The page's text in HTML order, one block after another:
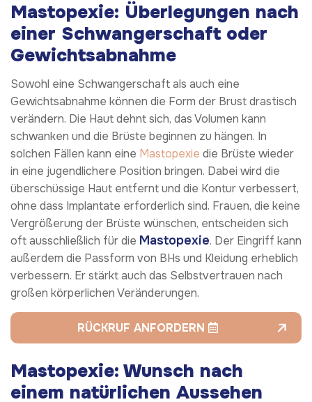
Mastopexie: Überlegungen nach
einer Schwangerschaft oder
Gewichtsabnahme
Sowohl eine Schwangerschaft als auch eine
Gewichtsabnahme können die Form der Brust drastisch
verändern. Die Haut dehnt sich, das Volumen kann
schwanken und die Brüste beginnen zu hängen. In
solchen Fällen kann eine Mastopexie die Brüste wieder
in eine jugendlichere Position bringen. Dabei wird die
überschüssige Haut entfernt und die Kontur verbessert,
ohne dass Implantate erforderlich sind. Frauen, die keine
Vergrößerung der Brüste wünschen, entscheiden sich
oft ausschließlich für die Mastopexie. Der Eingriff kann
außerdem die Passform von BHs und Kleidung erheblich
verbessern. Er stärkt auch das Selbstvertrauen nach
großen körperlichen Veränderungen.
RÜCKRUF ANFORDERN
Mastopexie: Wunsch nach
einem natürlichen Aussehen